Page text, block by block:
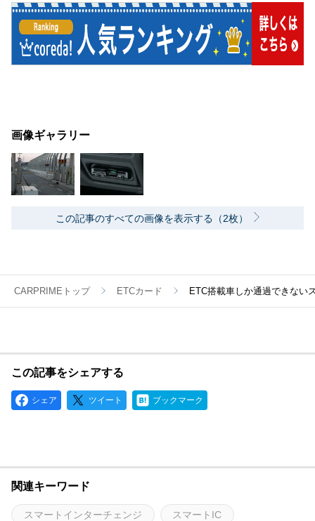
画像ギャラリー
この記事のすべての画像を表示する（2枚）
CARPRIMEトップ ETCカード ETC搭載車しか通過できない
この記事をシェアする
シェア ツイート ブックマーク
関連キーワード
スマートインターチェンジ スマートIC